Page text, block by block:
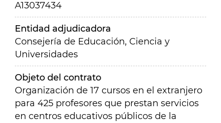
A13037434
Entidad adjudicadora
Consejería de Educación, Ciencia y
Universidades
Objeto del contrato
Organización de 17 cursos en el extranjero
para 425 profesores que prestan servicios
en centros educativos públicos de la